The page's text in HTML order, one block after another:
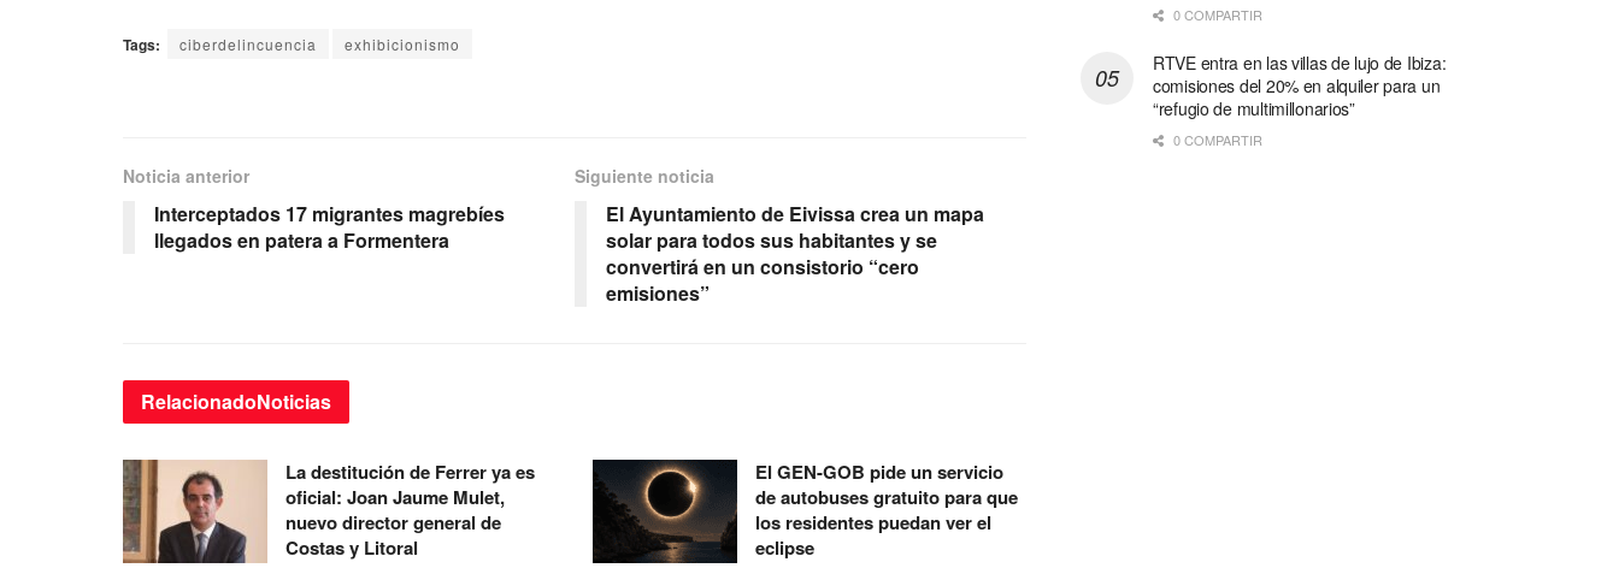
Tags: ciberdelincuencia exhibicionismo
Noticia anterior
Interceptados 17 migrantes magrebíes
llegados en patera a Formentera
Siguiente noticia
El Ayuntamiento de Eivissa crea un mapa
solar para todos sus habitantes y se
convertirá en un consistorio “cero
emisiones”
RelacionadoNoticias
La destitución de Ferrer ya es
oficial: Joan Jaume Mulet,
nuevo director general de
Costas y Litoral
El GEN-GOB pide un servicio
de autobuses gratuito para que
los residentes puedan ver el
eclipse
0 COMPARTIR
RTVE entra en las villas de lujo de Ibiza:
comisiones del 20% en alquiler para un
“refugio de multimillonarios”
0 COMPARTIR